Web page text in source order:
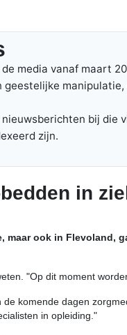
media vanaf maart
bij
zijn.
in
maar ook in
"Op dit moment
komende dagen
in opleiding."